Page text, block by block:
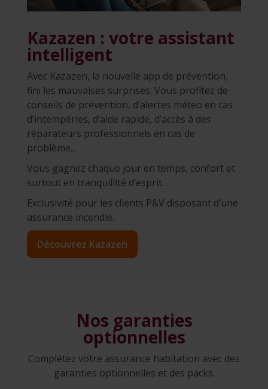
Kazazen : votre assistant
intelligent
Avec Kazazen, la nouvelle app de prévention,
fini les mauvaises surprises. Vous profitez de
conseils de prévention, d’alertes méteo en cas
d’intempéries, d’aide rapide, d’accès à des
réparateurs professionnels en cas de
problème...
Vous gagnez chaque jour en temps, confort et
surtout en tranquillité d’esprit.
Exclusivité pour les clients P&V disposant d’une
assurance incendie.
Découvrez Kazazen
Nos garanties
optionnelles
Complétez votre assurance habitation avec des
garanties optionnelles et des packs.